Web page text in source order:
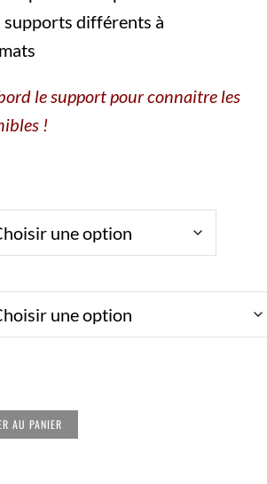
prix :
à
supports différents à
le support pour connaitre les
!
AU PANIER